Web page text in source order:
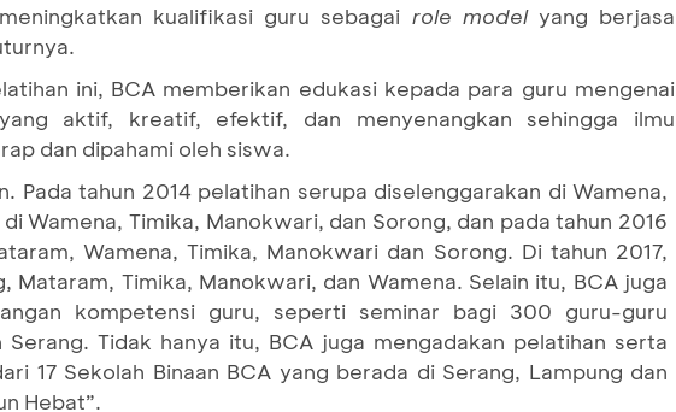
kualifikasi guru sebagai role modelyang berjasa
ini, BCA memberikan edukasi kepada para guru mengenai
aktif, kreatif, efektif, dan menyenangkan sehingga ilmu
dan dipahami oleh siswa.
Pada tahun 2014 pelatihan serupa diselenggarakan di Wamena,
Wamena, Timika, Manokwari, dan Sorong, dan pada tahun 2016
Wamena, Timika, Manokwari dan Sorong. Di tahun 2017,
Timika, Manokwari, dan Wamena. Selain itu, BCA juga
kompetensi guru, seperti seminar bagi 300 guru-guru
Tidak hanya itu, BCA juga mengadakan pelatihan serta
17 Sekolah Binaan BCA yang berada di Serang, Lampung dan
Hebat”.